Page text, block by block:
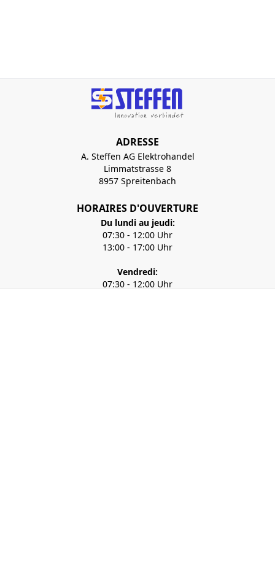
ADRESSE
A. Steffen AG Elektrohandel
Limmatstrasse 8
8957 Spreitenbach
HORAIRES D'OUVERTURE
Du lundi au jeudi:
07:30 - 12:00 Uhr
13:00 - 17:00 Uhr
Vendredi:
07:30 - 12:00 Uhr